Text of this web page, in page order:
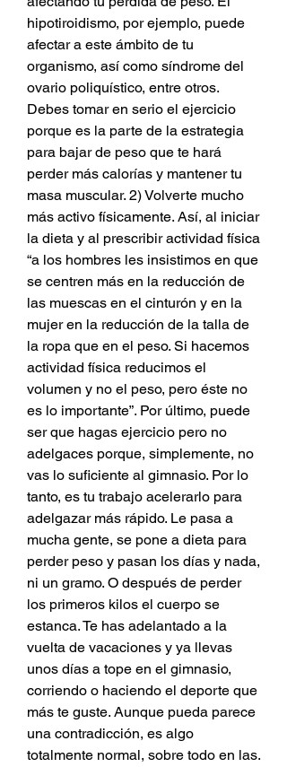
hipotiroidismo, por ejemplo, puede
afectar a este ámbito de tu
organismo, así como síndrome del
ovario poliquístico, entre otros.
Debes tomar en serio el ejercicio
porque es la parte de la estrategia
para bajar de peso que te hará
perder más calorías y mantener tu
masa muscular. 2) Volverte mucho
más activo físicamente. Así, al iniciar
la dieta y al prescribir actividad física
“a los hombres les insistimos en que
se centren más en la reducción de
las muescas en el cinturón y en la
mujer en la reducción de la talla de
la ropa que en el peso. Si hacemos
actividad física reducimos el
volumen y no el peso, pero éste no
es lo importante”. Por último, puede
ser que hagas ejercicio pero no
adelgaces porque, simplemente, no
vas lo suficiente al gimnasio. Por lo
tanto, es tu trabajo acelerarlo para
adelgazar más rápido. Le pasa a
mucha gente, se pone a dieta para
perder peso y pasan los días y nada,
ni un gramo. O después de perder
los primeros kilos el cuerpo se
estanca. Te has adelantado a la
vuelta de vacaciones y ya llevas
unos días a tope en el gimnasio,
corriendo o haciendo el deporte que
más te guste. Aunque pueda parece
una contradicción, es algo
totalmente normal, sobre todo en las.